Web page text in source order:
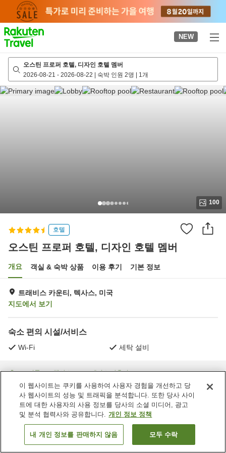
page
NEW
오스틴 프로퍼 호텔, 디자인 호텔 멤버
2026-08-21 - 2026-08-22 | 숙박 인원 2명 | 1개
100
호텔
오스틴 프로퍼 호텔, 디자인 호텔 멤버
개요 객실 & 숙박 상품 이용 후기 기본 정보
트래비스 카운티, 텍사스, 미국
지도에서 보기
숙소 편의 시설/서비스
Wi-Fi 세탁 설비
홈 미국 텍사스
트래비스 카운티
오스틴 프로퍼 호텔, 디자인 호텔 멤버
객실 보기
이 웹사이트는 쿠키를 사용하여 사용자 경험을 개선하고 당
사 웹사이트의 성능 및 트래픽을 분석합니다. 또한 당사 사이
트에 대한 사용자의 사용 정보를 당사의 소셜 미디어, 광고
및 분석 협력사와 공유합니다. 개인 정보 정책
내 개인 정보를 판매하지 않음 모두 수락